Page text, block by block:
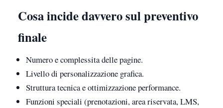
Cosa incide davvero sul preventivo
finale
Numero e complessita delle pagine.
Livello di personalizzazione grafica.
Struttura tecnica e ottimizzazione performance.
Funzioni speciali (prenotazioni, area riservata, LMS,